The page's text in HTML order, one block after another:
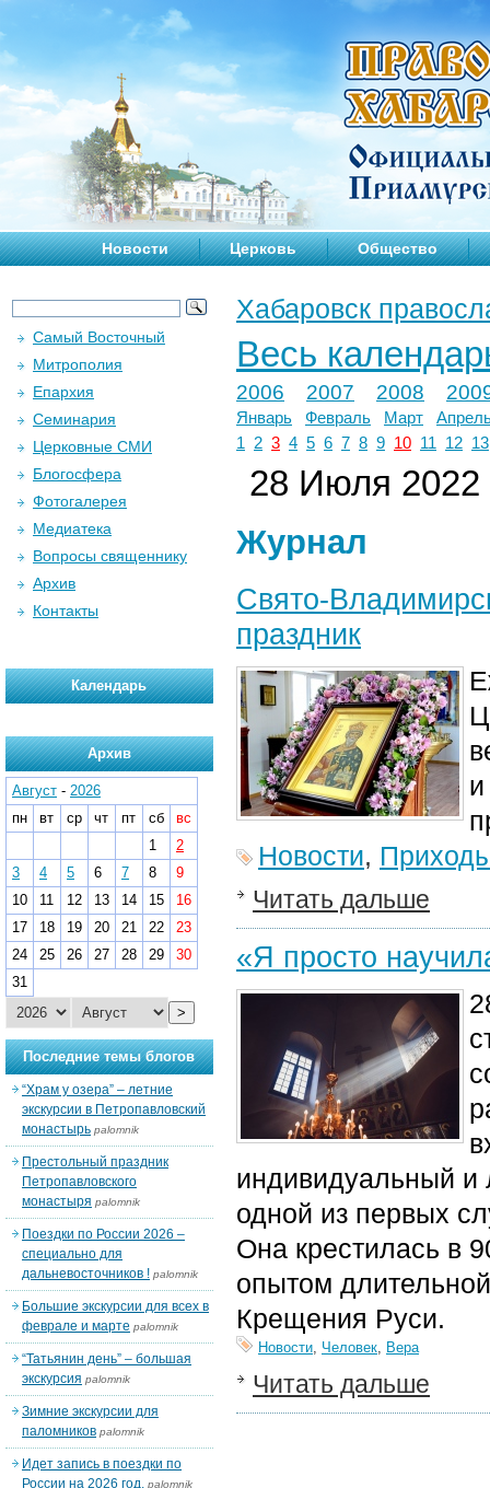
Новости Церковь Общество
Хабаровск
Весь
2006 2007 2008
Январь Февраль Март
1
2 3 4 5 6 7 8 9 10 11 12 13
28 Июля 2022
Журнал
Свято-
праздник
Новости,
Читать дальше
«Я просто
индивидуальный
одной из первых
Она крестилась в
опытом
Крещения Руси.
Новости, Человек, Вера
Читать дальше
Самый Восточный
Митрополия
Епархия
Семинария
Церковные СМИ
Блогосфера
Фотогалерея
Медиатека
Вопросы священнику
Архив
Контакты
Календарь
Архив
Август - 2026
пн
вт ср чт пт сб
вс
1
2
3
4 5 6 7 8
9
10
11 12 13 14 15
16
17
18 19 20 21 22
23
24
25 26 27 28 29
30
31
>
Последние темы блогов
“Храм у озера” – летние
экскурсии в Петропавловский
монастырь palomnik
Престольный праздник
Петропавловского
монастыря palomnik
Поездки по России 2026 –
специально для
дальневосточников ! palomnik
Большие экскурсии для всех в
феврале и марте palomnik
“Татьянин день” – большая
экскурсия palomnik
Зимние экскурсии для
паломников palomnik
Идет запись в поездки по
России на 2026 год. palomnik